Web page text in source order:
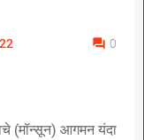
0
(मॉन्सून) आगमन यंदा